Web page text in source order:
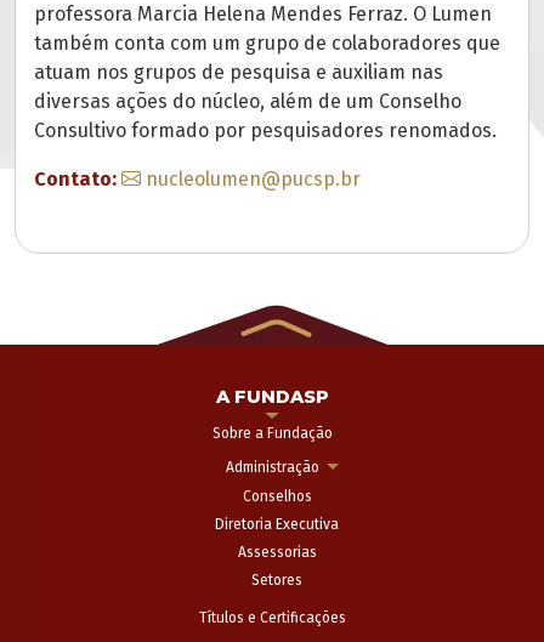
professora Marcia Helena Mendes Ferraz. O Lumen
também conta com um grupo de colaboradores que
atuam nos grupos de pesquisa e auxiliam nas
diversas ações do núcleo, além de um Conselho
Consultivo formado por pesquisadores renomados.
Contato: nucleolumen@pucsp.br
A FUNDASP
Sobre a Fundação
Administração
Conselhos
Diretoria Executiva
Assessorias
Setores
Títulos e Certificações